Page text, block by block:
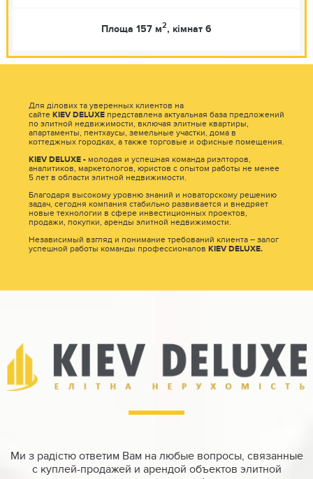
Площа 157 м2, кімнат 6
Для ділових та уверенных клиентов на
сайте KIEV DELUXE представлена актуальная база предложений
по элитной недвижимости, включая элитные квартиры,
апартаменты, пентхаусы, земельные участки, дома в
коттеджных городках, а также торговые и офисные помещения.
KIEV DELUXE - молодая и успешная команда риэлторов,
аналитиков, маркетологов, юристов с опытом работы не менее
5 лет в области элитной недвижимости.
Благодаря высокому уровню знаний и новаторскому решению
задач, сегодня компания стабильно развивается и внедряет
новые технологии в сфере инвестиционных проектов,
продажи, покупки, аренды элитной недвижимости.
Независимый взгляд и понимание требований клиента – залог
успешной работы команды профессионалов KIEV DELUXE.
Ми з радістю ответим Вам на любые вопросы, связанные
с куплей-продажей и арендой объектов элитной